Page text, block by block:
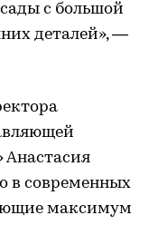
с большой
деталей», —
в современных
максимум